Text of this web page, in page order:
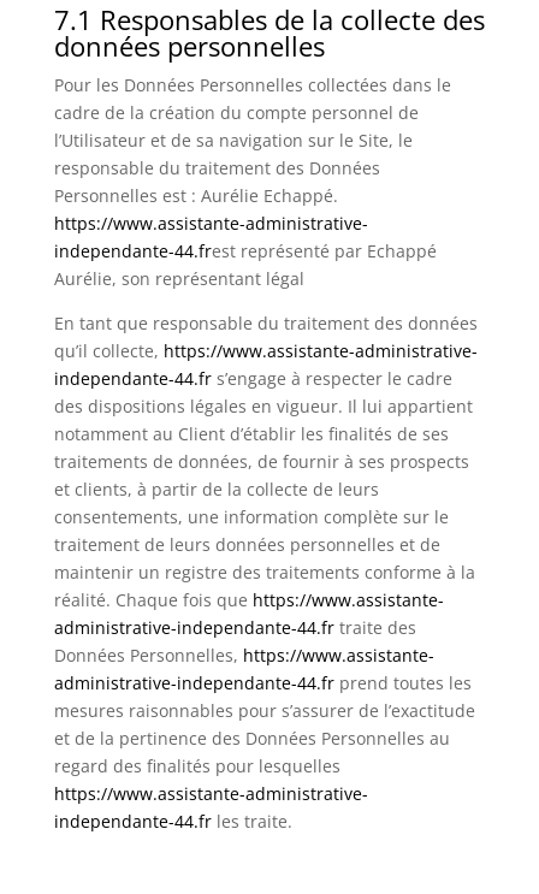
7.1 Responsables de la collecte des
données personnelles
Pour les Données Personnelles collectées dans le
cadre de la création du compte personnel de
l’Utilisateur et de sa navigation sur le Site, le
responsable du traitement des Données
Personnelles est : Aurélie Echappé.
https://www.assistante-administrative-
independante-44.frest représenté par Echappé
Aurélie, son représentant légal
En tant que responsable du traitement des données
qu’il collecte, https://www.assistante-administrative-
independante-44.frs’engage à respecter le cadre
des dispositions légales en vigueur. Il lui appartient
notamment au Client d’établir les finalités de ses
traitements de données, de fournir à ses prospects
et clients, à partir de la collecte de leurs
consentements, une information complète sur le
traitement de leurs données personnelles et de
maintenir un registre des traitements conforme à la
réalité. Chaque fois que https://www.assistante-
administrative-independante-44.frtraite des
Données Personnelles, https://www.assistante-
administrative-independante-44.frprend toutes les
mesures raisonnables pour s’assurer de l’exactitude
et de la pertinence des Données Personnelles au
regard des finalités pour lesquelles
https://www.assistante-administrative-
independante-44.frles traite.